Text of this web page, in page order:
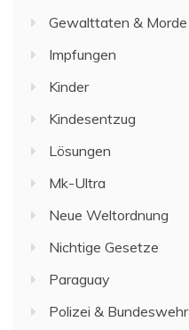
Gewalttaten & Morde
Impfungen
Kinder
Kindesentzug
Lösungen
Mk-Ultra
Neue Weltordnung
Nichtige Gesetze
Paraguay
Polizei & Bundeswehr